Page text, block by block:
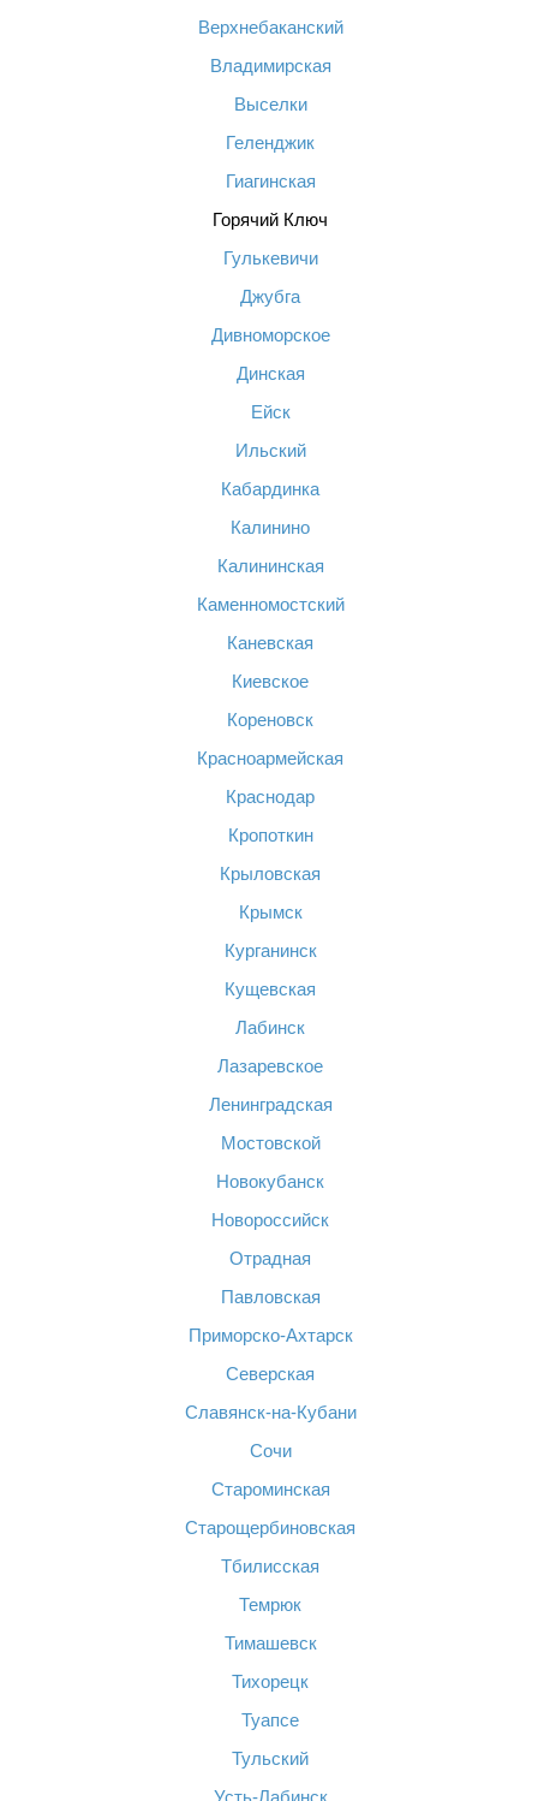
Верхнебаканский
Владимирская
Выселки
Геленджик
Гиагинская
Горячий Ключ
Гулькевичи
Джубга
Дивноморское
Динская
Ейск
Ильский
Кабардинка
Калинино
Калининская
Каменномостский
Каневская
Киевское
Кореновск
Красноармейская
Краснодар
Кропоткин
Крыловская
Крымск
Курганинск
Кущевская
Лабинск
Лазаревское
Ленинградская
Мостовской
Новокубанск
Новороссийск
Отрадная
Павловская
Приморско-Ахтарск
Северская
Славянск-на-Кубани
Сочи
Староминская
Старощербиновская
Тбилисская
Темрюк
Тимашевск
Тихорецк
Туапсе
Тульский
Усть-Лабинск